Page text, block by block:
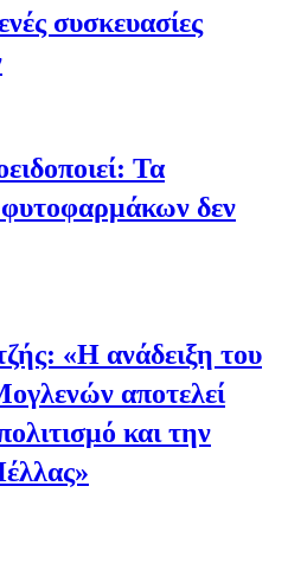
συσκευασίες
Τα
δεν
«Η ανάδειξη του
αποτελεί
και την